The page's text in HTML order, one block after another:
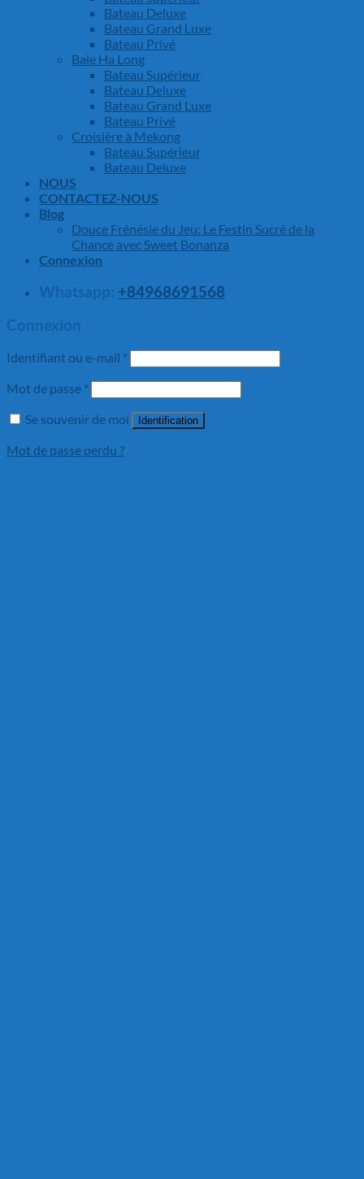
Bateau Deluxe
Bateau Grand Luxe
Bateau Privé
Baie Ha Long
Bateau Supérieur
Bateau Deluxe
Bateau Grand Luxe
Bateau Privé
Croisière à Mekong
Bateau Supérieur
Bateau Deluxe
NOUS
CONTACTEZ-NOUS
Blog
Douce Frénésie du Jeu: Le Festin Sucré de la
Chance avec Sweet Bonanza
Connexion
Whatsapp: +84968691568
Connexion
Identifiant ou e-mail *
Mot de passe *
Se souvenir de moi
Identification
Mot de passe perdu ?